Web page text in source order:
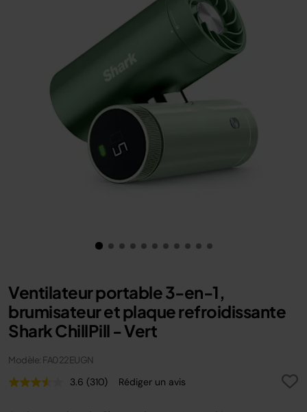
Ventilateur portable 3-en-1,
brumisateur et plaque refroidissante
Shark ChillPill - Vert
Modèle: FA022EUGN
3.6 Lire
avis.
(310) Rédiger un avis